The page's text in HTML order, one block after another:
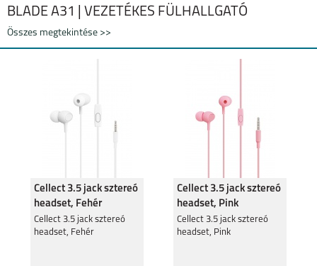
BLADE A31 | VEZETÉKES FÜLHALLGATÓ
Összes megtekintése >>
Cellect 3.5 jack sztereó
headset, Fehér
Cellect 3.5 jack sztereó
headset, Fehér
Cellect 3.5 jack sztereó
headset, Pink
Cellect 3.5 jack sztereó
headset, Pink